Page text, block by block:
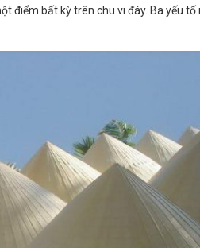
bất kỳ trên chu vi đáy. Ba yếu tố